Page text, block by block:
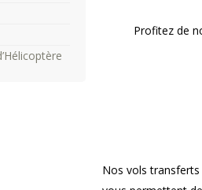
Profitez de
Nos vols